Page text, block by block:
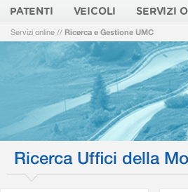
PATENTI VEICOLI SERVIZI
Servizi online // Ricerca e Gestione UMC
Ricerca Uffici della